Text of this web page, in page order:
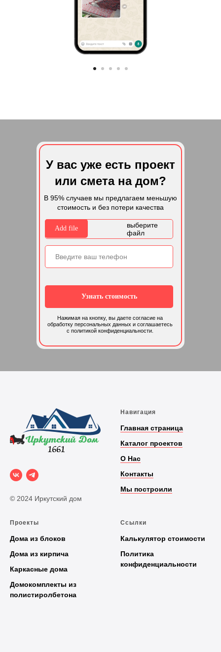
У вас уже есть проект
или смета на дом?
В 95% случаев мы предлагаем меньшую
стоимость и без потери качества
Нажимая на кнопку, вы даете согласие на
обработку персональных данных и соглашаетесь
c политикой конфиденциальности.
Add file
Узнать стоимость
выберите
файл
© 2024 Иркутский дом
Навигация
Главная страница
Каталог проектов
О Нас
Контакты
Мы построили
Проекты
Дома из блоков
Дома из кирпича
Каркасные дома
Домокомплекты из
полистиролбетона
Ссылки
Калькулятор стоимости
Политика
конфиденциальности